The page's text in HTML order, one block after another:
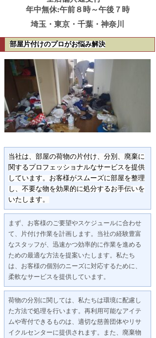
年中無休:午前８時～午後７時
埼玉・東京・千葉・神奈川
部屋片付けのプロがお悩み解決
当社は、部屋の荷物の片付け、分別、廃棄に
関するプロフェッショナルなサービスを提供
しています。お客様がスムーズに部屋を整理
し、不要な物を効果的に処分するお手伝いを
いたします。
まず、お客様のご要望やスケジュールに合わせ
て、片付け作業を計画します。当社の経験豊富
なスタッフが、迅速かつ効率的に作業を進める
ための最適な方法を提案いたします。私たち
は、お客様の個別のニーズに対応するために、
柔軟なサービスを提供しています。
荷物の分別に関しては、私たちは環境に配慮し
た方法で処理を行います。再利用可能なアイテ
ムや寄付できるものは、適切な慈善団体やリサ
イクルセンターに提供されます。また、廃棄物